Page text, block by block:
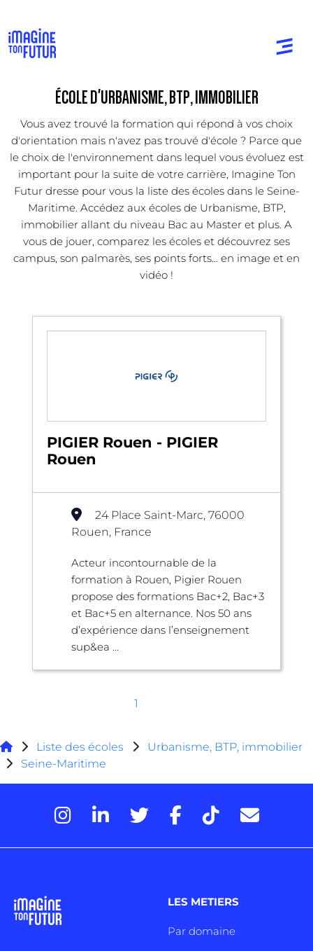
ÉCOLE D'URBANISME, BTP, IMMOBILIER
Vous avez trouvé la formation qui répond à vos choix
d'orientation mais n'avez pas trouvé d'école ? Parce que
le choix de l'environnement dans lequel vous évoluez est
important pour la suite de votre carrière, Imagine Ton
Futur dresse pour vous la liste des écoles dans le Seine-
Maritime. Accédez aux écoles de Urbanisme, BTP,
immobilier allant du niveau Bac au Master et plus. A
vous de jouer, comparez les écoles et découvrez ses
campus, son palmarès, ses points forts... en image et en
vidéo !
PIGIER Rouen - PIGIER
Rouen
24 Place Saint-Marc, 76000
Rouen, France
Acteur incontournable de la
formation à Rouen, Pigier Rouen
propose des formations Bac+2, Bac+3
et Bac+5 en alternance. Nos 50 ans
d’expérience dans l’enseignement
sup&ea ...
1
Liste des écoles
Urbanisme, BTP, immobilier
Seine-Maritime
LES METIERS
Par domaine